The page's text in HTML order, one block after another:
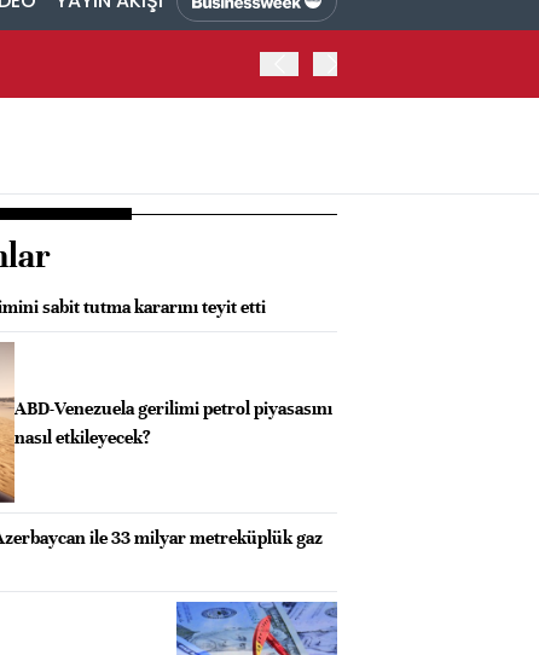
sabit tutma kararını teyit etti
ABD-Venezuela gerilimi petrol piyasasını
nasıl etkileyecek?
ile 33 milyar metreküplük gaz